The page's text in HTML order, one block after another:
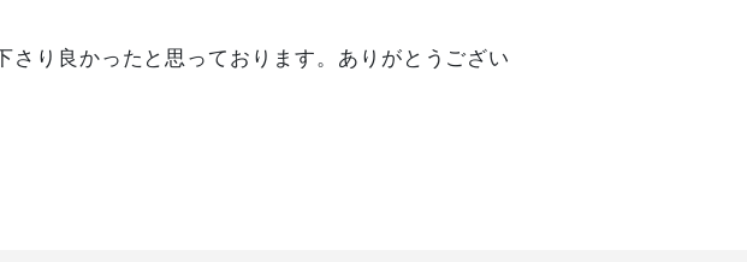
り良かったと思っております。ありがとうござい